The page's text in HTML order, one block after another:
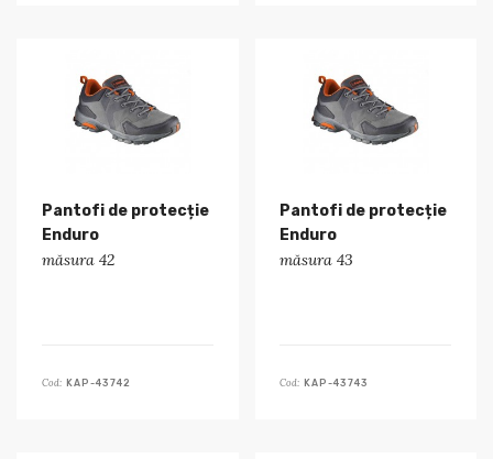
Pantofi de protecție
Enduro
măsura 42
Cod: KAP-43742
Pantofi de protecție
Enduro
măsura 43
Cod: KAP-43743